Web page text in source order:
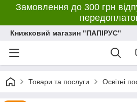
Замовлення до 300 грн
Книжковий магазин "ПАПІРУС"
Товари та послуги Освітні